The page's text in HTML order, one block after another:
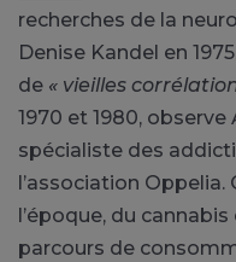
recherches de la
Denise Kandel en
de « vieilles
1970 et 1980,
spécialiste des
l’association
l’époque, du
parcours de